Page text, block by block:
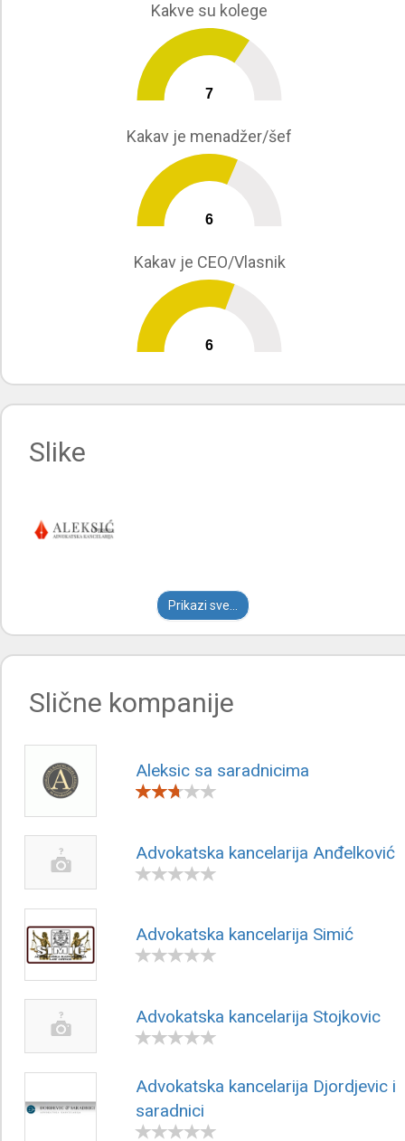
Kakve su kolege
7
Kakav je menadžer/šef
6
Kakav je CEO/Vlasnik
6
Slike
Prikazi sve...
Slične kompanije
Aleksic sa saradnicima
Advokatska kancelarija Anđelković
Advokatska kancelarija Simić
Advokatska kancelarija Stojkovic
Advokatska kancelarija Djordjevic i
saradnici